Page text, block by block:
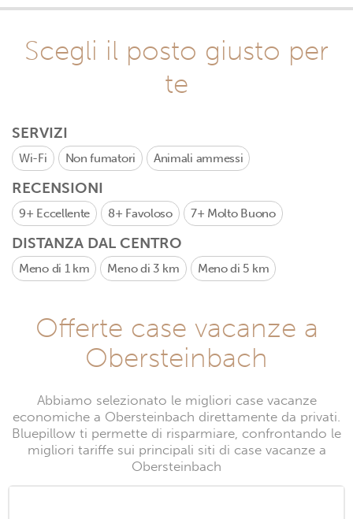
Scegli il posto giusto per
te
SERVIZI
Wi-Fi Non fumatori Animali ammessi
RECENSIONI
9+ Eccellente 8+ Favoloso 7+ Molto Buono
DISTANZA DAL CENTRO
Meno di 1 km Meno di 3 km Meno di 5 km
Offerte case vacanze a
Obersteinbach
Abbiamo selezionato le migliori case vacanze
economiche a Obersteinbach direttamente da privati.
Bluepillow ti permette di risparmiare, confrontando le
migliori tariffe sui principali siti di case vacanze a
Obersteinbach